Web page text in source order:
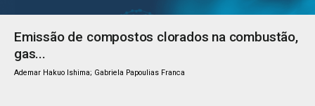
Emissão de compostos clorados na combustão,
gas...
Ademar Hakuo Ishima; Gabriela Papoulias Franca